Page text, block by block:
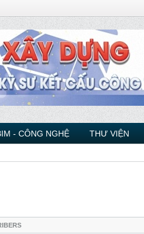
- CÔNG NGHỆ THƯ VIỆN